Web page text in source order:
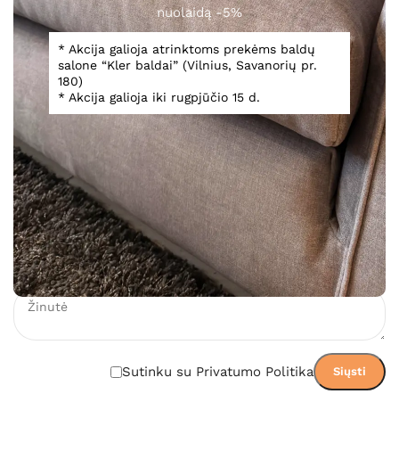
nuolaidą -5%
* Akcija galioja atrinktoms prekėms baldų
salone “Kler baldai” (Vilnius, Savanorių pr.
180)
* Akcija galioja iki rugpjūčio 15 d.
Lova Lullaby
2 055,00 €
Įsiminti
Teirautis dėl prekės
Sutinku su Privatumo Politika